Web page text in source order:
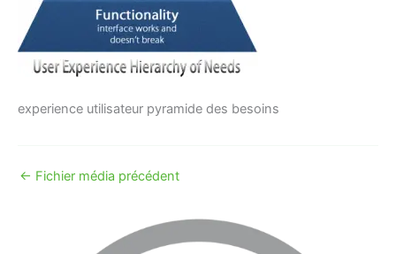
experience utilisateur pyramide des besoins
← Fichier média précédent